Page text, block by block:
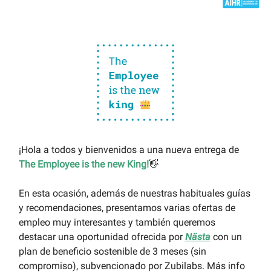
¡Hola a todos y bienvenidos a una nueva entrega de
The Employee is the new King!👋
En esta ocasión, además de nuestras habituales guías
y recomendaciones, presentamos varias ofertas de
empleo muy interesantes y también queremos
destacar una oportunidad ofrecida porNästa con un
plan de beneficio sostenible de 3 meses (sin
compromiso), subvencionado por Zubilabs. Más info